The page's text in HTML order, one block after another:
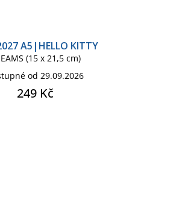
A5|HELLO KITTY
(15 x 21,5 cm)
od 29.09.2026
249 Kč